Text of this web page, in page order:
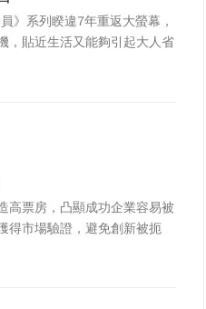
》系列睽違7年重返大螢幕，
，貼近生活又能夠引起大人省
限定套票、特別場次等，讓
高票房，凸顯成功企業容易被
得市場驗證，避免創新被扼